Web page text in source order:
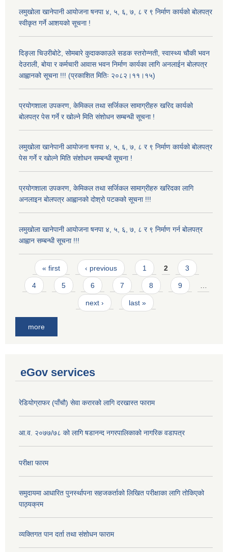
लमुखोला खानेपानी आयोजना षनपा ४, ५, ६, ७, ८ र ९ निर्माण कार्यको बोलपत्र
स्वीकृत गर्ने आशयको सूचना !
दिङ्ला चिउरीबोटे, सोमबारे कुदाककाउले सडक स्तरोन्नती, स्वास्थ्य चौकी भवन
देउराली, बोया र कर्मचारी आवास भवन निर्माण कार्यका लागि अनलाईन बोलपत्र
आह्वानको सूचना !!! (प्रकाशित मितिः २०८२।११।१५)
प्रयोगशाला उपकरण, केमिकल तथा सर्जिकल सामाग्रीहरु खरिद कार्यको
बोलपत्र पेस गर्ने र खोल्ने मिति संशोधन सम्बन्धी सूचना !
लमुखोला खानेपानी आयोजना षनपा ४, ५, ६, ७, ८ र ९ निर्माण कार्यको बोलपत्र
पेस गर्ने र खोल्ने मिति संशोधन सम्बन्धी सूचना !
प्रयोगशाला उपकरण, केमिकल तथा सर्जिकल सामाग्रीहरु खरिदका लागि
अनलाइन बोलपत्र आह्वानको दोश्रो पटकको सूचना !!!
लमुखोला खानेपानी आयोजना षनपा ४, ५, ६, ७, ८ र ९ निर्माण गर्न बोलपत्र
आह्वान सम्बन्धी सूचना !!!
Pages
« first ‹ previous 1 2 3
4 5 6 7 8 9 …
next › last »
more
eGov services
रेडियोग्राफर (पाँचौ) सेवा करारको लागि दरखास्त फाराम
आ.व. २०७७/७८ को लागि षडानन्द नगरपालिकाको नागरिक वडापत्र
परीक्षा फारम
समुदायमा आधारित पुनर्स्थापना सहजकर्ताको लिखित परीक्षाका लागि तोकिएको
पाठ्यक्रम
व्यक्तिगत पान दर्ता तथा संशोधन फाराम